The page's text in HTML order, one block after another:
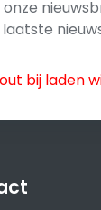
bij laden